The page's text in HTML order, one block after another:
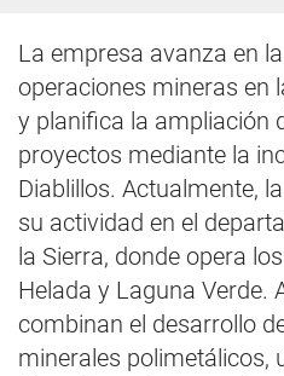
La empresa avanza en
operaciones mineras en
y planifica la ampliación
proyectos mediante la
Diablillos. Actualmente,
su actividad en el
la Sierra, donde opera
Helada y Laguna Verde.
combinan el desarrollo
minerales polimetálicos,